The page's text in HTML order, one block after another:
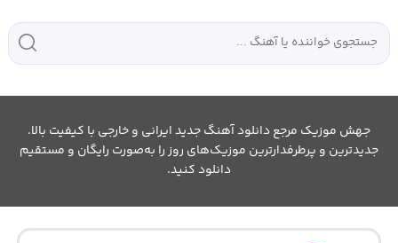
جهش موزیک مرجع دانلود آهنگ جدید ایرانی و خارجی با کیفیت بالا.
جدیدترین و پرطرفدارترین موزیک‌های روز را به‌صورت رایگان و مستقیم
دانلود کنید.